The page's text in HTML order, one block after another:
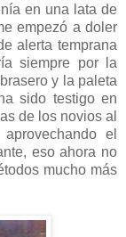
en una lata de
empezó a doler
alerta temprana
siempre por la
y la paleta
sido testigo en
de los novios al
el
eso ahora no
mucho más